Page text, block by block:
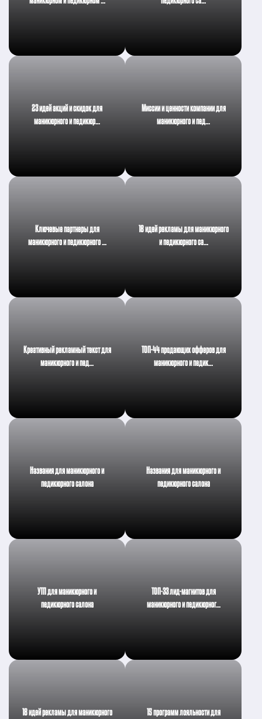
23 идей акций и скидок для
маникюрного и педикюр…
Миссии и ценности компании для
маникюрного и пед…
Ключевые партнеры для
маникюрного и педикюрного …
18 идей рекламы для маникюрного
и педикюрного са…
Креативный рекламный текст для
маникюрного и пед…
ТОП-44 продающих офферов для
маникюрного и педик…
Названия для маникюрного и
педикюрного салона
Названия для маникюрного и
педикюрного салона
УТП для маникюрного и
педикюрного салона
ТОП-33 лид-магнитов для
маникюрного и педикюрног…
18 идей рекламы для маникюрного
15 программ лояльности для